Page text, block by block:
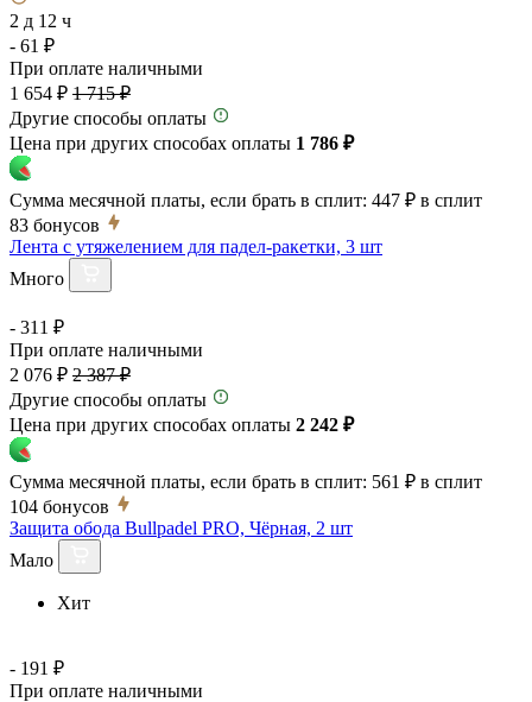
2 д 12 ч
- 61 ₽
При оплате наличными
1 654 ₽ 1 715 ₽
Другие способы оплаты
Цена при других способах оплаты 1 786 ₽
Сумма месячной платы, если брать в сплит: 447 ₽ в сплит
83 бонусов
Лента с утяжелением для падел-ракетки, 3 шт
Много
- 311 ₽
При оплате наличными
2 076 ₽ 2 387 ₽
Другие способы оплаты
Цена при других способах оплаты 2 242 ₽
Сумма месячной платы, если брать в сплит: 561 ₽ в сплит
104 бонусов
Защита обода Bullpadel PRO, Чёрная, 2 шт
Мало
Хит
- 191 ₽
При оплате наличными